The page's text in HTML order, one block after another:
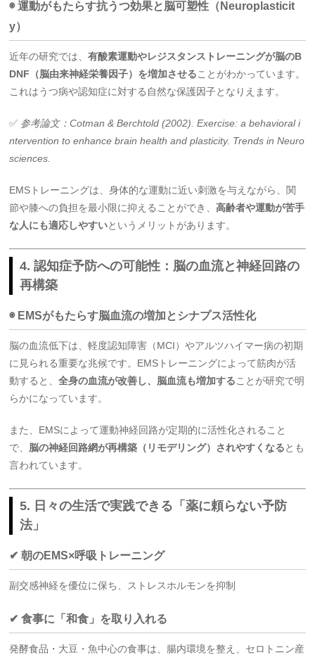
◉ 運動がもたらす抗うつ効果と脳可塑性（Neuroplasticit
y）
近年の研究では、有酸素運動やレジスタンストレーニングが脳のB
DNF（脳由来神経栄養因子）を増加させることがわかっています。
これはうつ病や認知症に対する自然な保護因子となりえます。
✅ 参考論文：Cotman & Berchtold (2002). Exercise: a behavioral i
ntervention to enhance brain health and plasticity. Trends in Neuro
sciences.
EMSトレーニングは、身体的な運動に近い刺激を与えながら、関
節や膝への負担を最小限に抑えることができ、高齢者や運動が苦手
な人にも適応しやすいというメリットがあります。
4. 認知症予防への可能性：脳の血流と神経回路の
再構築
◉ EMSがもたらす脳血流の増加とシナプス活性化
脳の血流低下は、軽度認知障害（MCI）やアルツハイマー病の初期
に見られる重要な兆候です。EMSトレーニングによって筋肉が活
動すると、全身の血流が改善し、脳血流も増加することが研究で明
らかになっています。
また、EMSによって運動神経回路が定期的に活性化されること
で、 脳の神経回路網が再構築（リモデリング）されやすくなるとも
言われています。
5. 日々の生活で実践できる「薬に頼らない予防
法」
✔ 朝のEMS×呼吸トレーニング
副交感神経を優位に保ち、ストレスホルモンを抑制
✔ 食事に「和食」を取り入れる
発酵食品・大豆・魚中心の食事は、腸内環境を整え、セロトニン産